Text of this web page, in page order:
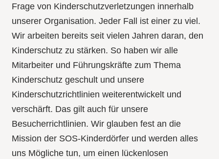
Frage von Kinderschutzverletzungen innerhalb
unserer Organisation. Jeder Fall ist einer zu viel.
Wir arbeiten bereits seit vielen Jahren daran, den
Kinderschutz zu stärken. So haben wir alle
Mitarbeiter und Führungskräfte zum Thema
Kinderschutz geschult und unsere
Kinderschutzrichtlinien weiterentwickelt und
verschärft. Das gilt auch für unsere
Besucherrichtlinien. Wir glauben fest an die
Mission der SOS-Kinderdörfer und werden alles
uns Mögliche tun, um einen lückenlosen